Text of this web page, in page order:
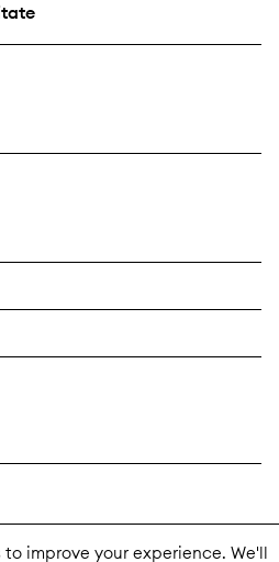
improve your experience. We'll